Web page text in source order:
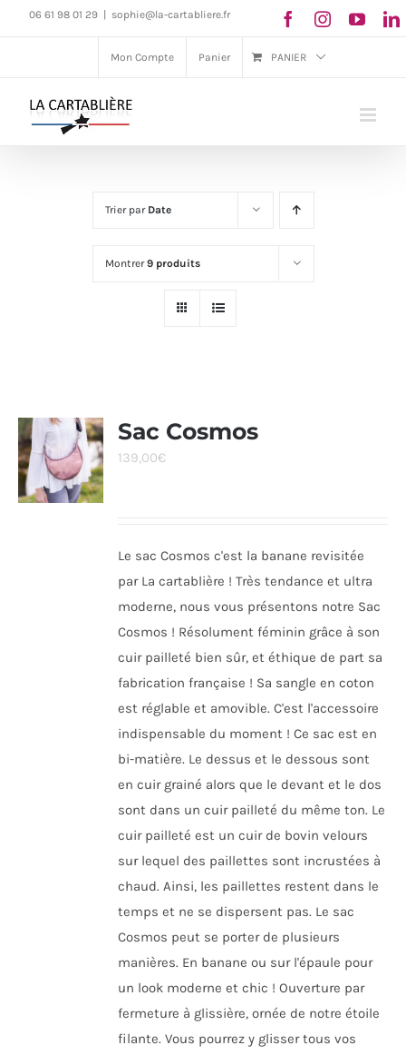
Passer06 61 98 01 29 sophie@la-cartabliere.fr
Mon Compte Panier PANIER
Trier par Date
Montrer9 produits
Sac Cosmos
139,00€
Le sac Cosmos c'est la banane revisitée
par La cartablière ! Très tendance et ultra
moderne, nous vous présentons notre Sac
Cosmos ! Résolument féminin grâce à son
cuir pailleté bien sûr, et éthique de part sa
fabrication française ! Sa sangle en coton
est réglable et amovible. C'est l'accessoire
indispensable du moment ! Ce sac est en
bi-matière. Le dessus et le dessous sont
en cuir grainé alors que le devant et le dos
sont dans un cuir pailleté du même ton. Le
cuir pailleté est un cuir de bovin velours
sur lequel des paillettes sont incrustées à
chaud. Ainsi, les paillettes restent dans le
temps et ne se dispersent pas. Le sac
Cosmos peut se porter de plusieurs
manières. En banane ou sur l'épaule pour
un look moderne et chic ! Ouverture par
fermeture à glissière, ornée de notre étoile
filante. Vous pourrez y glisser tous vos